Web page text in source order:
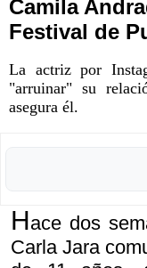
Camila
Festival de
La actriz por
"arruinar" su
asegura él.
Hace dos
Carla Jara